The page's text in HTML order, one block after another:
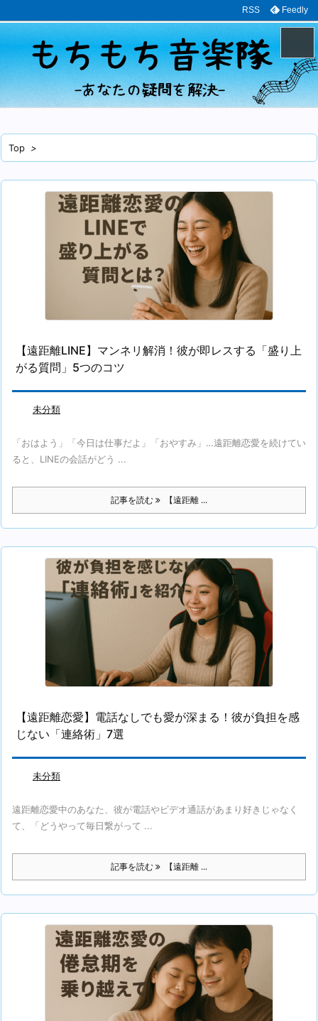
メニュ
RSS Feedly
Top >
【遠距離LINE】マンネリ解消！彼が即レスする「盛り上
がる質問」5つのコツ
未分類
「おはよう」「今日は仕事だよ」「おやすみ」…遠距離恋愛を続けてい
ると、LINEの会話がどう ...
記事を読む 【遠距離 ...
【遠距離恋愛】電話なしでも愛が深まる！彼が負担を感
じない「連絡術」7選
未分類
遠距離恋愛中のあなた、彼が電話やビデオ通話があまり好きじゃなく
て、「どうやって毎日繋がって ...
記事を読む 【遠距離 ...